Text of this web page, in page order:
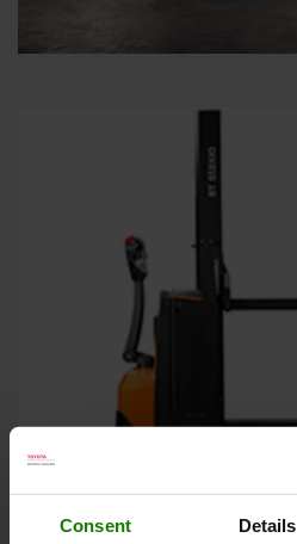
Consent Details
Lav mast